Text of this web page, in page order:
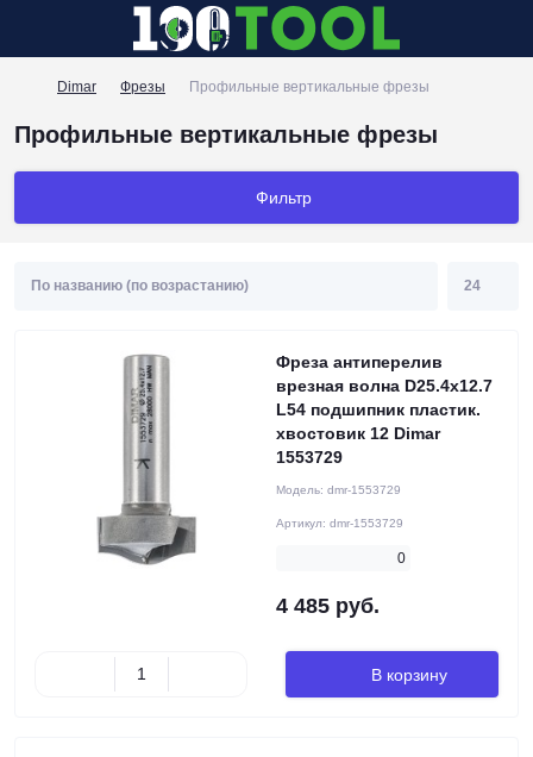
Dimar Фрезы Профильные вертикальные фрезы
Профильные вертикальные фрезы
Фильтр
Фреза антиперелив
врезная волна D25.4x12.7
L54 подшипник пластик.
хвостовик 12 Dimar
1553729
Модель: dmr-1553729
Артикул: dmr-1553729
0
4 485 руб.
В корзину